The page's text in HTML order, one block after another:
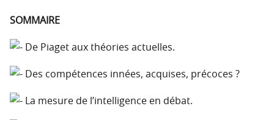
SOMMAIRE
De Piaget aux théories actuelles.
Des compétences innées, acquises, précoces ?
La mesure de l’intelligence en débat.